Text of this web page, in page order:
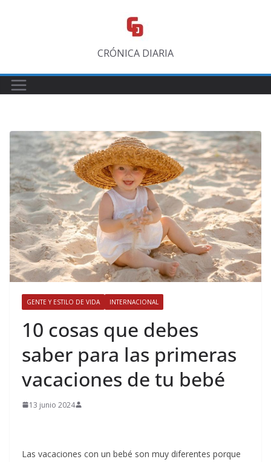
CRÓNICA DIARIA
GENTE Y ESTILO DE VIDA INTERNACIONAL
​10 cosas que debes
saber para las primeras
vacaciones de tu bebé
13 junio 2024
Las vacaciones con un bebé son muy diferentes porque